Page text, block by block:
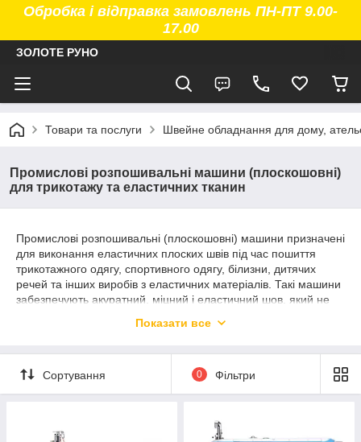
Обробка і відправка замовлень ПН-ПТ 9.00-
17.00
ЗОЛОТЕ РУНО
Товари та послуги Швейне обладнання для дому,
Промислові розпошивальні машини (плоскошовні)
для трикотажу та еластичних тканин
Промислові розпошивальні (плоскошовні) машини призначені
для виконання еластичних плоских швів під час пошиття
трикотажного одягу, спортивного одягу, білизни, дитячих
речей та інших виробів з еластичних матеріалів. Такі машини
забезпечують акуратний, міцний і еластичний шов, який не
розпошивальні машини для швейних ательє, цехів і
виробничих підприємств. Ви можете купити моделі з двома
або трьома голками, диференціальною подачею тканини,
сервомотором, автоматичним змащенням та іншими
Наші спеціалісти допоможуть підібрати обладнання залежно
Показати все
Сортування 0 Фільтри